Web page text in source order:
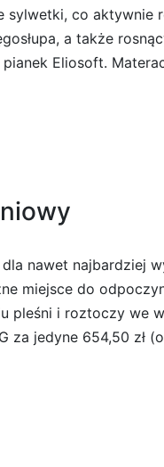
co aktywnie
a także
Eliosoft.
nawet najbardziej
miejsce do
pleśni i roztoczy we
za jedyne 654,50 zł